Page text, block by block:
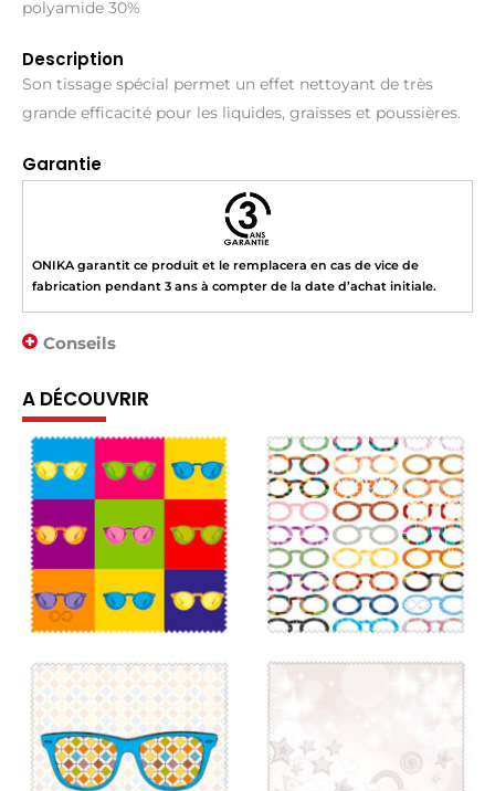
polyamide 30%
Description
Son tissage spécial permet un effet nettoyant de très
grande efficacité pour les liquides, graisses et poussières.
Garantie
ONIKA garantit ce produit et le remplacera en cas de vice de
fabrication pendant 3 ans à compter de la date d’achat initiale.
Conseils
A DÉCOUVRIR